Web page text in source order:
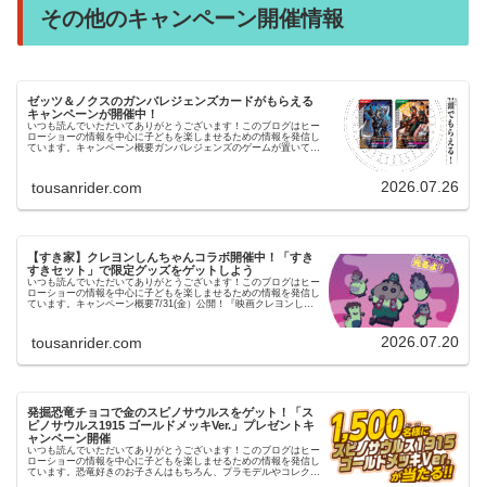
その他のキャンペーン開催情報
ゼッツ＆ノクスのガンバレジェンズカードがもらえる
キャンペーンが開催中！
いつも読んでいただいてありがとうございます！このブログはヒー
ローショーの情報を中心に子どもを楽しませるための情報を発信し
ています。キャンペーン概要ガンバレジェンズのゲームが置いてあ
tousanrider.com 2026.07.26
【すき家】クレヨンしんちゃんコラボ開催中！「すき
すきセット」で限定グッズをゲットしよう
いつも読んでいただいてありがとうございます！このブログはヒー
ローショーの情報を中心に子どもを楽しませるための情報を発信し
ています。キャンペーン概要7/31(金）公開！『映画クレヨンしん
tousanrider.com 2026.07.20
発掘恐竜チョコで金のスピノサウルスをゲット！「ス
ピノサウルス1915 ゴールドメッキVer.」プレゼントキ
ャンペーン開催
いつも読んでいただいてありがとうございます！このブログはヒー
ローショーの情報を中心に子どもを楽しませるための情報を発信し
ています。恐竜好きのお子さんはもちろん、プラモデルやコレクシ